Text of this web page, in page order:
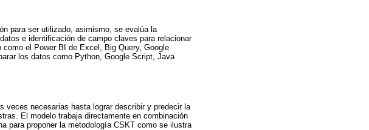
para ser utilizado, asimismo, se evalúa la
e identificación de campo claves para relacionar
el Power BI de Excel, Big Query, Google
los datos como Python, Google Script, Java
veces necesarias hasta lograr describir y predecir la
El modelo trabaja directamente en combinación
para proponer la metodología CSKT como se ilustra